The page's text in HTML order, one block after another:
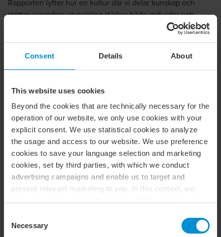
Consent Details About
This website uses cookies
Beyond the cookies that are technically necessary for the
operation of our website, we only use cookies with your
explicit consent. We use statistical cookies to analyze
the usage and access to our website. We use preference
cookies to save your language selection and marketing
cookies, set by third parties, with which we conduct
advertising campaigns and enable us to target and
present relevant marketing to you. In this context, we
entirely voluntary, and you can choose which types of
Selection
Necessary
Rapporten lyfter hur en kultur där vi delar kunskap och
stöttar varandras utveckling stärker både individer och
verksamheter. När ledarskapet präglas av närvaro och
Årets rapport samlar erfarenheter från kvinnor inom BDO
globalt, från nya talanger till erfarna ledare. De delar hur
mentorskap, samarbete och aktivt lyssnande har påverkat
deras karriärer och hur kulturen möjliggör lärande och
utveckling.
Det är en inblick i hur vi arbetar för att skapa en miljö där
människor växer och där vi som företag utvecklas med